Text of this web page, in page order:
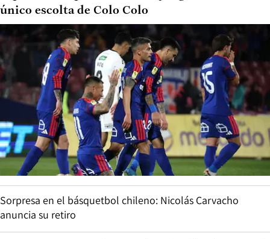
único escolta de Colo Colo
Sorpresa en el básquetbol chileno: Nicolás Carvacho
anuncia su retiro